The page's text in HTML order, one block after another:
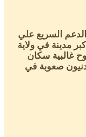
قوات الدعم السريع علي
مدينة في ولاية
غالبية سكان
صعوبة في